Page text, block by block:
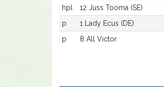
hpl
12 Juss Tooma (SE)
p
1 Lady Ecus (DE)
p
8 All Victor